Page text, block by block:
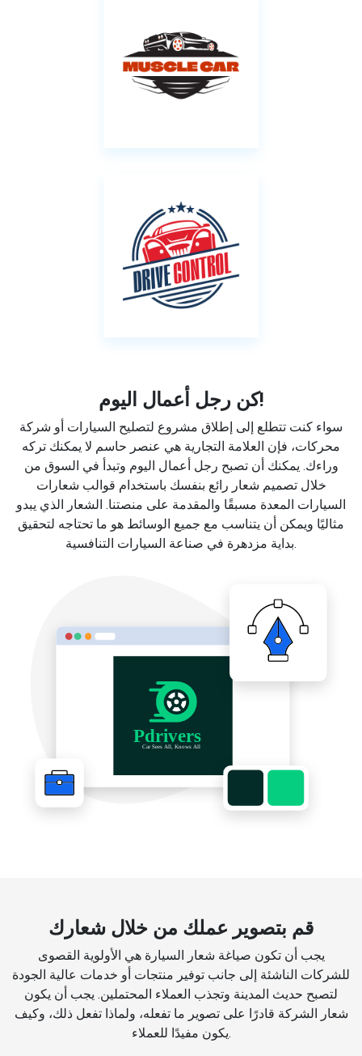
كن رجل أعمال اليوم!
سواء كنت تتطلع إلى إطلاق مشروع لتصليح السيارات أو شركة
محركات، فإن العلامة التجارية هي عنصر حاسم لا يمكنك تركه
وراءك. يمكنك أن تصبح رجل أعمال اليوم وتبدأ في السوق من
خلال تصميم شعار رائع بنفسك باستخدام قوالب شعارات
السيارات المعدة مسبقًا والمقدمة على منصتنا. الشعار الذي يبدو
مثاليًا ويمكن أن يتناسب مع جميع الوسائط هو ما تحتاجه لتحقيق
بداية مزدهرة في صناعة السيارات التنافسية.
قم بتصوير عملك من خلال شعارك
يجب أن تكون صياغة شعار السيارة هي الأولوية القصوى
للشركات الناشئة إلى جانب توفير منتجات أو خدمات عالية الجودة
لتصبح حديث المدينة وتجذب العملاء المحتملين. يجب أن يكون
شعار الشركة قادرًا على تصوير ما تفعله، ولماذا تفعل ذلك، وكيف
يكون مفيدًا للعملاء.